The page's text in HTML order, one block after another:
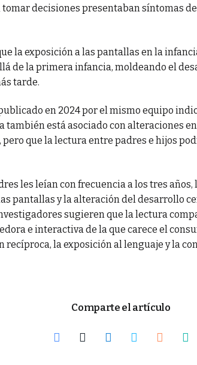
decisiones presentaban síntomas de
la exposición a las pantallas en la
de la primera infancia, moldeando el
tarde.
en 2024 por el mismo equipo
también está asociado con alteraciones
que la lectura entre padres e hijos
les leían con frecuencia a los tres
pantallas y la alteración del desarrollo
sugieren que la lectura
e interactiva de la que carece el
la exposición al lenguaje y la
Comparte el artículo